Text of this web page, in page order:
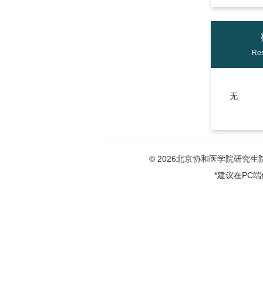
无
© 2026北京协和医学院研究生
*建议在PC